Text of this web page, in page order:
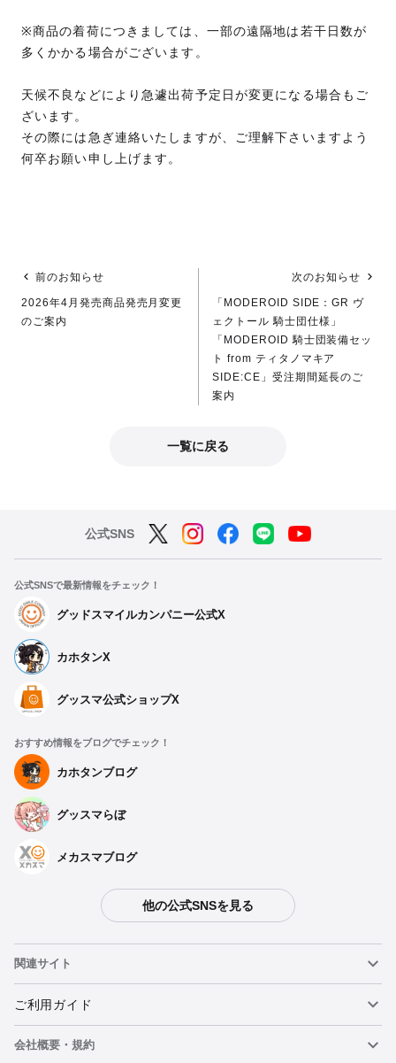
※商品の着荷につきましては、一部の遠隔地は若干日数が
多くかかる場合がございます。
天候不良などにより急遽出荷予定日が変更になる場合もご
ざいます。
その際には急ぎ連絡いたしますが、ご理解下さいますよう
何卒お願い申し上げます。
前のお知らせ
2026年4月発売商品発売月変更
のご案内
次のお知らせ
「MODEROID SIDE：GR ヴ
ェクトール 騎士団仕様」
「MODEROID 騎士団装備セッ
ト from ティタノマキア
SIDE:CE」受注期間延長のご
案内
一覧に戻る
公式SNS
公式SNSで最新情報をチェック！
グッドスマイルカンパニー公式X
カホタンX
グッスマ公式ショップX
おすすめ情報をブログでチェック！
カホタンブログ
グッスマらぼ
メカスマブログ
他の公式SNSを見る
関連サイト
ねんどろいど
ねんどろいどフェイスメーカー
ご利用ガイド
重要なお知らせ
会社概要・規約